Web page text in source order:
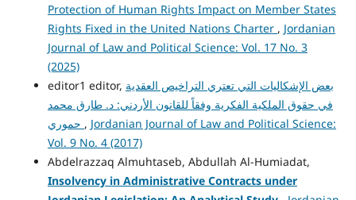
Protection of Human Rights Impact on Member States
Rights Fixed in the United Nations Charter , Jordanian
Journal of Law and Political Science: Vol. 17 No. 3
(2025)
editor1 editor, بعض الإشكاليات التي تعتري التراخيص العقدية
في حقوق الملكية الفكرية وفقاً للقانون الأردني: د. طارق محمد
, Jordanian Journal of Law and Political Science:
Vol. 9 No. 4 (2017)
Abdelrazzaq Almuhtaseb, Abdullah Al-Humiadat,
Insolvency in Administrative Contracts under